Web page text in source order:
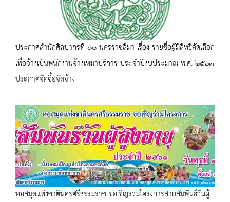
ประกาศสำนักศิลปากรที่ ๑๐ นครราชสีมา เรื่อง รายชื่อผู้มีสิทธิคัดเลือก
เพื่อจ้างเป็นพนักงานจ้างเหมาบริการ ประจำปีงบประมาณ พ.ศ. ๒๕๖๓
ประกาศจัดซื้อจัดจ้าง
หอสมุดแห่งชาตินครศรีธรรมราช ขอเชิญร่วมโครงการสายสัมพันธ์วันผู้